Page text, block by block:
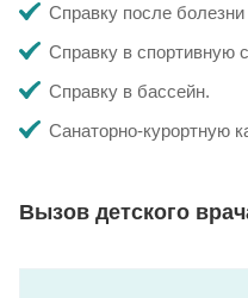
Справку после
Справку в спортивную
Справку в бассейн.
Санаторно-курортную
Вызов детского